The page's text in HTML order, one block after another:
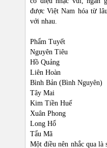
được Việt Nam hóa từ
với nhau.
Phẩm Tuyết
Nguyên Tiêu
Hồ Quảng
Liên Hoàn
Bình Bản (Bình Nguyên)
Tây Mai
Kim Tiền Huế
Xuân Phong
Long Hổ
Tẩu Mã
Một điều nên nhắc qua là